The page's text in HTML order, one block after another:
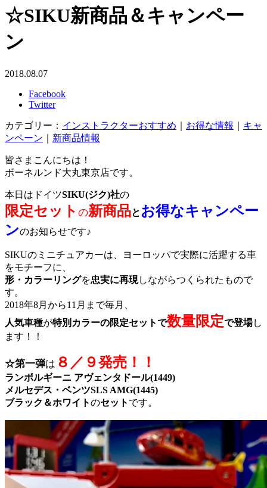
☆SIKU新商品＆キャンペー
ン
2018.08.07
Facebook
Twitter
カテゴリー： インストラクターおすすめ お得な情報
キャ
ンペーン
新商品情報
皆さまこんにちは！
ボーネルンド大丸東京店です。
本日はドイツSIKU(ジク)社の
限定セット の新商品と お得なキャンペー
ンのお知らせです♪
SIKUのミニチュアカーは、ヨーロッパで実際に活躍する車
をモチーフに、
形・カラーリングを忠実に再現しながらつくられたもので
す。
2018年8月から11月まで毎月、
人気車種が特別カラーの限定セットで数量限定で登場し
ます！！
☆第一弾は ８／９発売！！
ランボルギーニ アヴェンタドール(1449)
メルセデス・ベンツSLS AMG(1445)
ブラック＆ホワイトのセット です。